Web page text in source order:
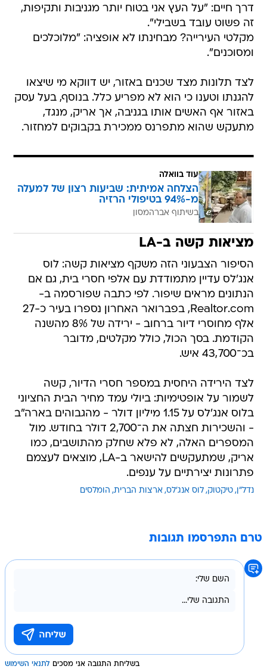
דרך חיים: "על העץ אני בטוח יותר מגניבות ותקיפות,
זה פשוט עובד בשבילי".
מקלטי העירייה? מבחינתו לא אופציה: "מלוכלכים
ומסוכנים".
לצד תלונות מצד שכנים באזור, יש דווקא מי שיצאו
להגנתו וטענו כי הוא לא מפריע כלל. בנוסף, בעל עסק
באזור אף האשים אותו בגניבה, אך אריק, מנגד,
מתעקש שהוא מתפרנס ממכירת בקבוקים למחזור.
עוד בוואלה
הצלחה אמיתית: שביעות רצון של למעלה
מ-94% בטיפולי הרזיה
בשיתוף אברהמסון
מציאות קשה ב-LA
הסיפור הצבעוני הזה משקף מציאות קשה: לוס
אנג'לס עדיין מתמודדת עם אלפי חסרי בית, גם אם
הנתונים מראים שיפור. לפי כתבה שפורסמה ב-
Realtor.com, בפברואר האחרון נספרו בעיר כ-27
אלף מחוסרי דיור ברחוב - ירידה של 8% מהשנה
הקודמת. בסך הכול, כולל מקלטים, מדובר
בכ־43,700 איש.
לצד הירידה היחסית במספר חסרי הדיור, קשה
לשמור על אופטימיות: ביולי עמד מחיר הבית החציוני
בלוס אנג'לס על 1.15 מיליון דולר - מהגבוהים בארה"ב
- והשכירות חצתה את ה־2,700 דולר בחודש. מול
המספרים האלה, לא פלא שחלק מהתושבים, כמו
אריק, שמתעקשים להישאר ב-LA, מוצאים לעצמם
פתרונות יצירתיים על ענפים.
נדל"ן טיקטוק לוס אנג'לס ארצות הברית הומלסים
טרם התפרסמו תגובות
בשליחת התגובה אני מסכים לתנאי השימוש